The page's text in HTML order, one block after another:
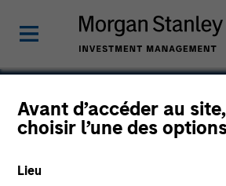
Avant d’accéder au
choisir l’une des
Lieu
Netscalibur